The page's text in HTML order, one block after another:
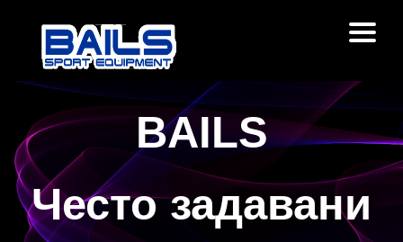
Продукти
За нас
BAILS
Често задавани